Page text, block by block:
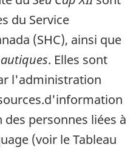
du Service
(SHC), ainsi que
. Elles sont
l'administration
personnes liées à
(voir le Tableau